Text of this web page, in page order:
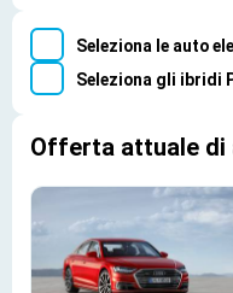
Seleziona le auto
Seleziona gli ibridi
Offerta attuale di